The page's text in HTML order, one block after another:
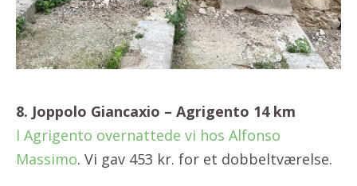
8. Joppolo Giancaxio – Agrigento 14 km
I Agrigento overnattede vi hos Alfonso
Massimo. Vi gav 453 kr. for et dobbeltværelse.